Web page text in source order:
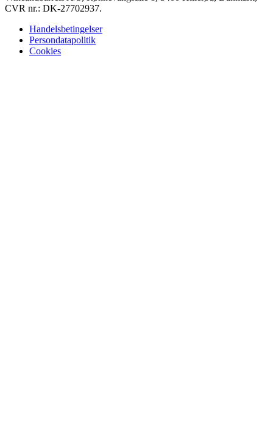
CVR nr.: DK-27702937.
Handelsbetingelser
Persondatapolitik
Cookies